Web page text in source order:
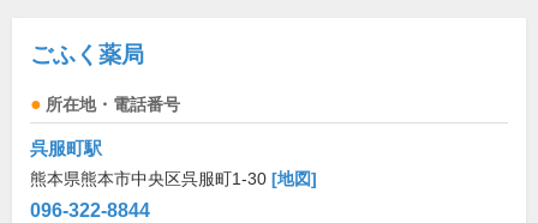
ごふく薬局
所在地・電話番号
呉服町駅
熊本県熊本市中央区呉服町1-30 [地図]
096-322-8844